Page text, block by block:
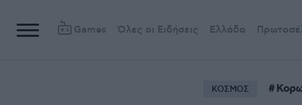
Games Όλες οι Ειδήσεις Ελλάδα
ΚΟΣΜΟΣ